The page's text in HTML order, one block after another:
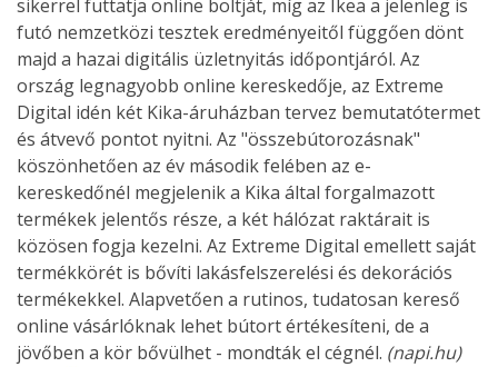
sikerrel futtatja online boltját, míg az Ikea a jelenleg is
futó nemzetközi tesztek eredményeitől függően dönt
majd a hazai digitális üzletnyitás időpontjáról. Az
ország legnagyobb online kereskedője, az Extreme
Digital idén két Kika-áruházban tervez bemutatótermet
és átvevő pontot nyitni. Az "összebútorozásnak"
köszönhetően az év második felében az e-
kereskedőnél megjelenik a Kika által forgalmazott
termékek jelentős része, a két hálózat raktárait is
közösen fogja kezelni. Az Extreme Digital emellett saját
termékkörét is bővíti lakásfelszerelési és dekorációs
termékekkel. Alapvetően a rutinos, tudatosan kereső
online vásárlóknak lehet bútort értékesíteni, de a
jövőben a kör bővülhet - mondták el cégnél. (napi.hu)